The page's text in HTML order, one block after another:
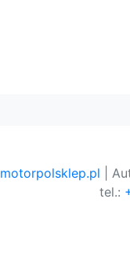
motorpolsklep.pl |
tel.: